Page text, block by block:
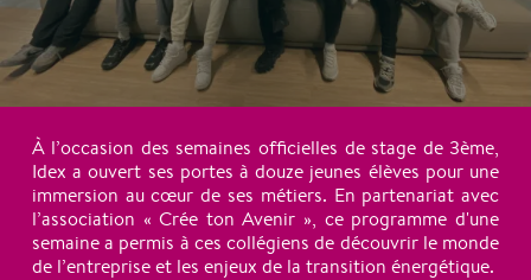
À l’occasion des semaines officielles de stage de 3ème,
Idex a ouvert ses portes à douze jeunes élèves pour une
immersion au cœur de ses métiers. En partenariat avec
l’association « Crée ton Avenir », ce programme d'une
semaine a permis à ces collégiens de découvrir le monde
de l’entreprise et les enjeux de la transition énergétique.